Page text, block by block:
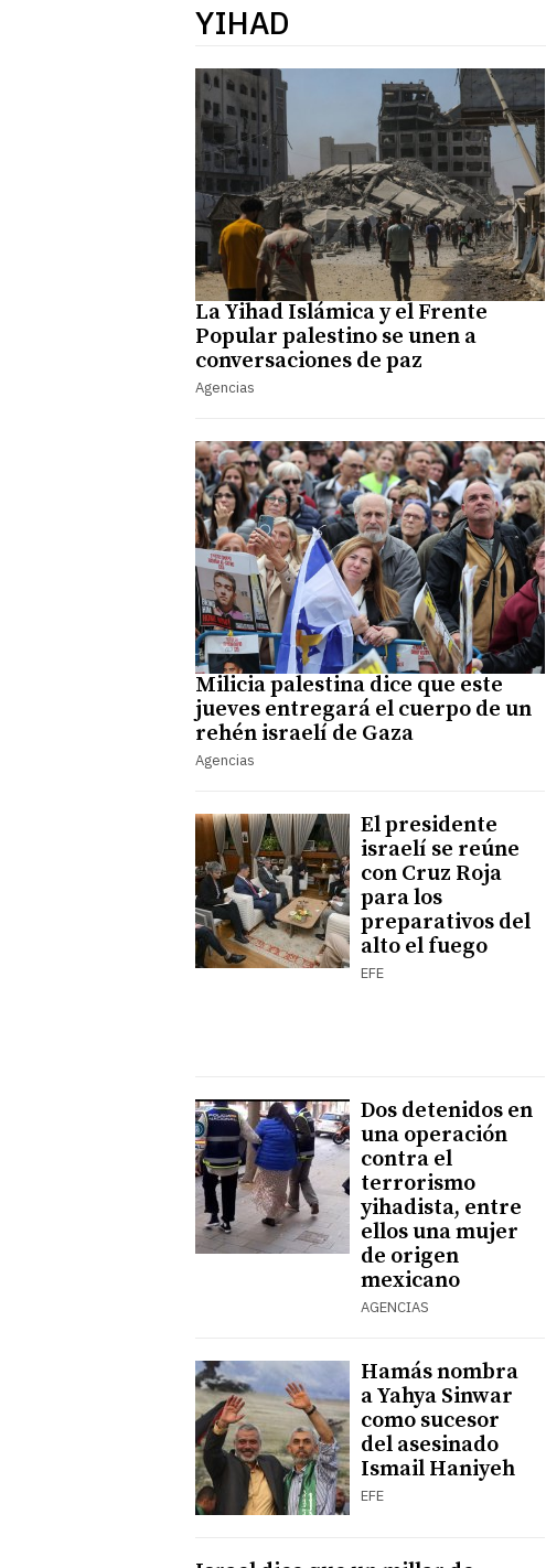
YIHAD
La Yihad Islámica y el Frente
Popular palestino se unen a
conversaciones de paz
Agencias
Milicia palestina dice que este
jueves entregará el cuerpo de un
rehén israelí de Gaza
Agencias
El presidente
israelí se reúne
con Cruz Roja
para los
preparativos del
alto el fuego
EFE
Dos detenidos en
una operación
contra el
terrorismo
yihadista, entre
ellos una mujer
de origen
mexicano
AGENCIAS
Hamás nombra
a Yahya Sinwar
como sucesor
del asesinado
Ismail Haniyeh
EFE